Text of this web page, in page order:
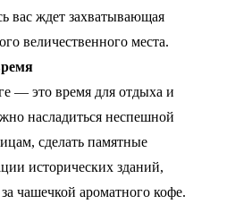
вас ждет захватывающая
величественного места.
— это время для отдыха и
насладиться неспешной
сделать памятные
исторических зданий,
чашечкой ароматного кофе.